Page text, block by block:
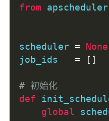
from apscheduler
scheduler =
None
job_ids = []
# 初始化
def
global